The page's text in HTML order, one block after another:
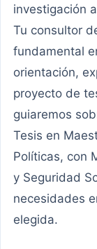
investigación
Tu consultor
fundamental
orientación,
proyecto de
guiaremos
Tesis en
Políticas, con
y Seguridad
necesidades
elegida.